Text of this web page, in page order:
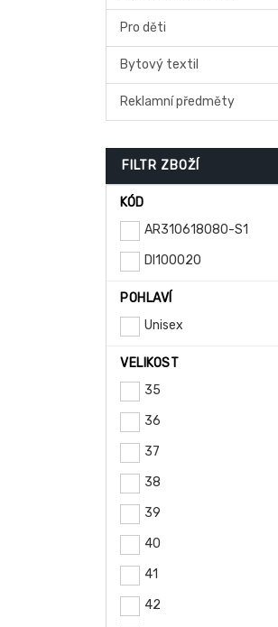
Pro děti
Bytový textil
Reklamní předměty
FILTR ZBOŽÍ
KÓD
AR310618080-S1
DI100020
POHLAVÍ
Unisex
VELIKOST
35
36
37
38
39
40
41
42